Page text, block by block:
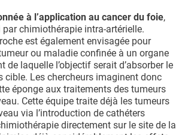
à l’application au cancer du foie,
par chimiothérapie intra-artérielle.
est également envisagée pour
ou maladie confinée à un organe
de laquelle l’objectif serait d’absorber le
cible. Les chercheurs imaginent donc
éponge aux traitements des tumeurs
Cette équipe traite déjà les tumeurs
via l’introduction de cathéters
directement sur le site de la